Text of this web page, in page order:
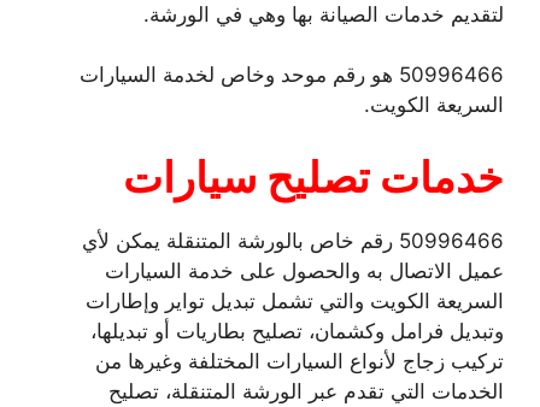
لتقديم خدمات الصيانة بها وهي في الورشة.
50996466 هو رقم موحد وخاص لخدمة السيارات
السريعة الكويت.
خدمات تصليح سيارات
50996466 رقم خاص بالورشة المتنقلة يمكن لأي
عميل الاتصال به والحصول على خدمة السيارات
السريعة الكويت والتي تشمل تبديل تواير وإطارات
وتبديل فرامل وكشمان، تصليح بطاريات أو تبديلها،
تركيب زجاج لأنواع السيارات المختلفة وغيرها من
الخدمات التي تقدم عبر الورشة المتنقلة، تصليح